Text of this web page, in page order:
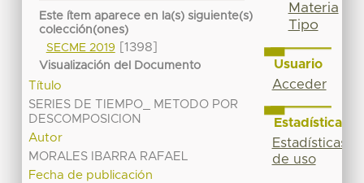
Este ítem aparece en la(s) siguiente(s)
colección(ones)
SECME 2019
[1398]
Visualización del Documento
Título
SERIES DE TIEMPO_ METODO POR
DESCOMPOSICION
Autor
MORALES IBARRA RAFAEL
Fecha de publicación
Materia
Tipo
Usuario
Acceder
Estadísticas
Estadísticas
de uso